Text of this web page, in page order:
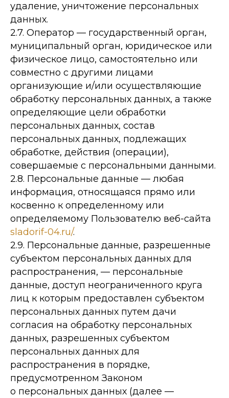
удаление, уничтожение персональных
данных.
2.7. Оператор — государственный орган,
муниципальный орган, юридическое или
физическое лицо, самостоятельно или
совместно с другими лицами
организующие и/или осуществляющие
обработку персональных данных, а также
определяющие цели обработки
персональных данных, состав
персональных данных, подлежащих
обработке, действия (операции),
совершаемые с персональными данными.
2.8. Персональные данные — любая
информация, относящаяся прямо или
косвенно к определенному или
определяемому Пользователю веб-сайта
sladorif-04.ru/.
2.9. Персональные данные, разрешенные
субъектом персональных данных для
распространения, — персональные
данные, доступ неограниченного круга
лиц к которым предоставлен субъектом
персональных данных путем дачи
согласия на обработку персональных
данных, разрешенных субъектом
персональных данных для
распространения в порядке,
предусмотренном Законом
о персональных данных (далее —